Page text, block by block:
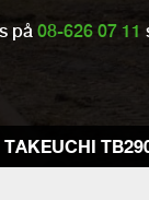
på 08-626 07 11
TAKEUCHI